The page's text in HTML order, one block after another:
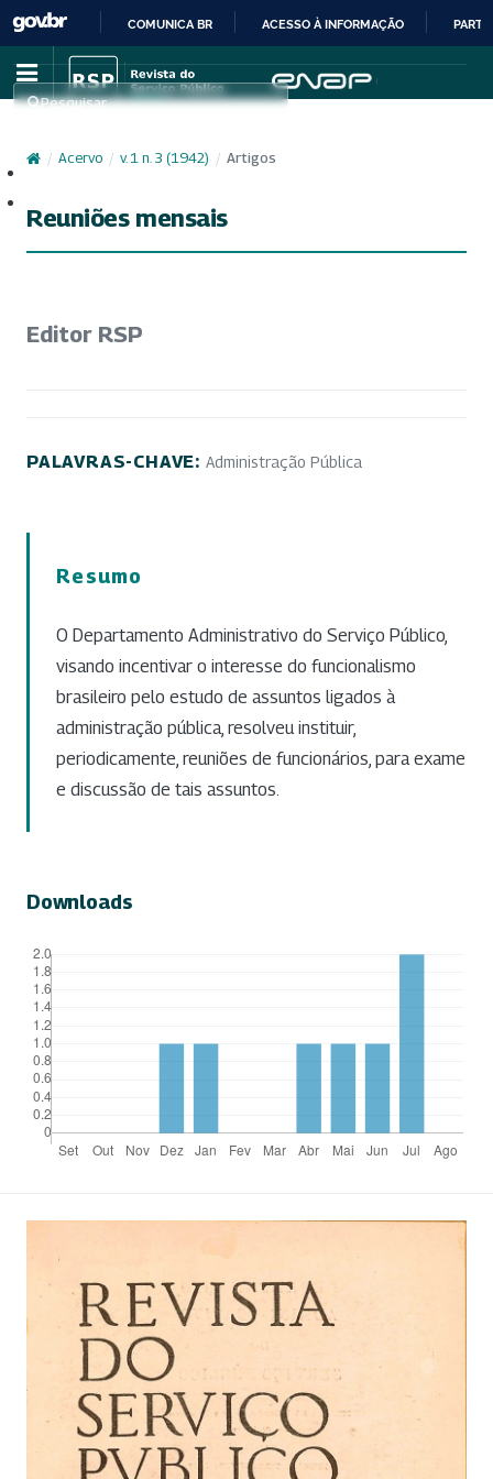
IR
PARA
CONTEÚDO
COMUNICA BR ACESSO À INFORMAÇÃO
Pesquisar
/ Acervo / v. 1 n. 3 (1942) / Artigos
Reuniões mensais
Editor RSP
PALAVRAS-CHAVE: Administração Pública
Resumo
O Departamento Administrativo do Serviço Público,
visando incentivar o interesse do funcionalismo
brasileiro pelo estudo de assuntos ligados à
administração pública, resolveu instituir,
periodicamente, reuniões de funcionários, para exame
e discussão de tais assuntos.
Downloads